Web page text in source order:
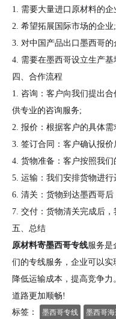
1. 需要大量进口原材料的企
2. 希望拓展国际市场的企业;
3. 对中国产品出口墨西哥的
4. 需要在墨西哥设立生产基
四、合作流程
1. 咨询：客户向我们提出
供专业的咨询服务;
2. 报价：根据客户的具体
3. 签订合同：客户确认报
4. 货物准备：客户按照我
5. 运输：我们安排货物进行
6. 清关：货物到达墨西哥
7. 交付：货物清关完成后，
五、总结
原材料寄墨西哥专线服务是
们的专线服务，企业可以实
降低运输成本，提高竞争
道路更加顺畅!
标签：
墨西哥专线 墨西哥海